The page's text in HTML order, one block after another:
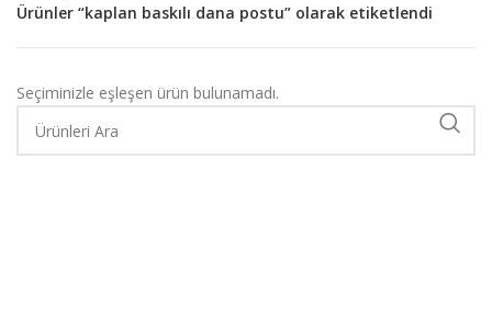
Ürünler “kaplan baskılı dana postu” olarak etiketlendi
Seçiminizle eşleşen ürün bulunamadı.